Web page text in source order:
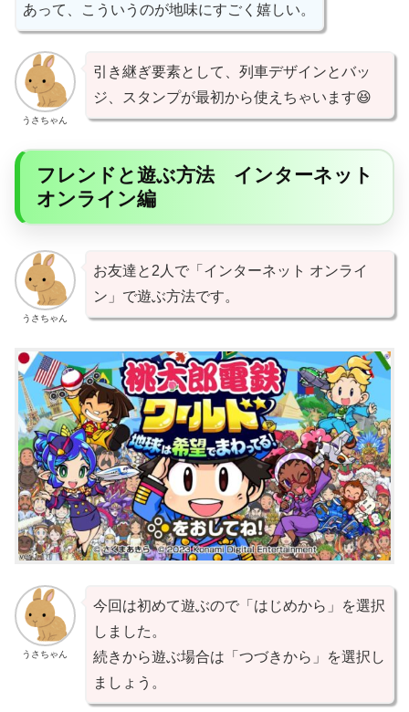
あって、こういうのが地味にすごく嬉しい。
うさちゃん
引き継ぎ要素として、列車デザインとバッ
ジ、スタンプが最初から使えちゃいます😆
フレンドと遊ぶ方法 インターネット
オンライン編
うさちゃん
お友達と2人で「インターネット オンライ
ン」で遊ぶ方法です。
うさちゃん
今回は初めて遊ぶので「はじめから」を選択
しました。
続きから遊ぶ場合は「つづきから」を選択し
ましょう。